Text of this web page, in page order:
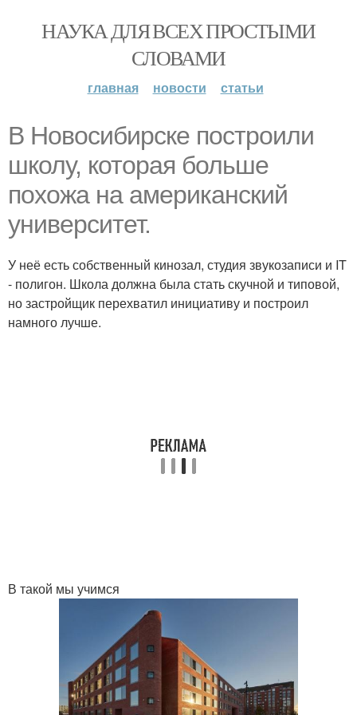
НАУКА ДЛЯ ВСЕХ ПРОСТЫМИ
СЛОВАМИ
главная новости статьи
В Новосибирске построили
школу, которая больше
похожа на американский
университет.
У неё есть собственный кинозал, студия звукозаписи и IT
- полигон. Школа должна была стать скучной и типовой,
но застройщик перехватил инициативу и построил
намного лучше.
В такой мы учимся